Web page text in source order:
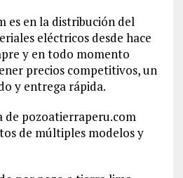
es en la distribución del
eléctricos desde hace
y en todo momento
precios competitivos, un
y entrega rápida.
de pozoatierraperu.com
de múltiples modelos y